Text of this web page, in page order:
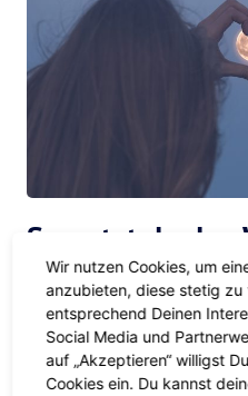
So nutzt du den
18. März
Check-in
Wie bei jedem Vollmond ist
Wir nutzen Cookies, um
anzubieten, diese stetig zu
entsprechend Deinen
Social Media und
auf „Akzeptieren“ willigst
Cookies ein. Du kannst